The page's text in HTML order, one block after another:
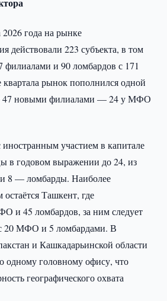
года на рынке
действовали 223 субъекта, в том
и 90 ломбардов с 171
рынок пополнился одной
47 новыми филиалами — 24 у МФО
участием в капитале
в годовом выражении до 24, из
— ломбарды. Наиболее
Ташкент, где
и 45 ломбардов, за ним следует
с 20 МФО и 5 ломбардами. В
и Кашкадарьинской области
одному головному офису, что
географического охвата